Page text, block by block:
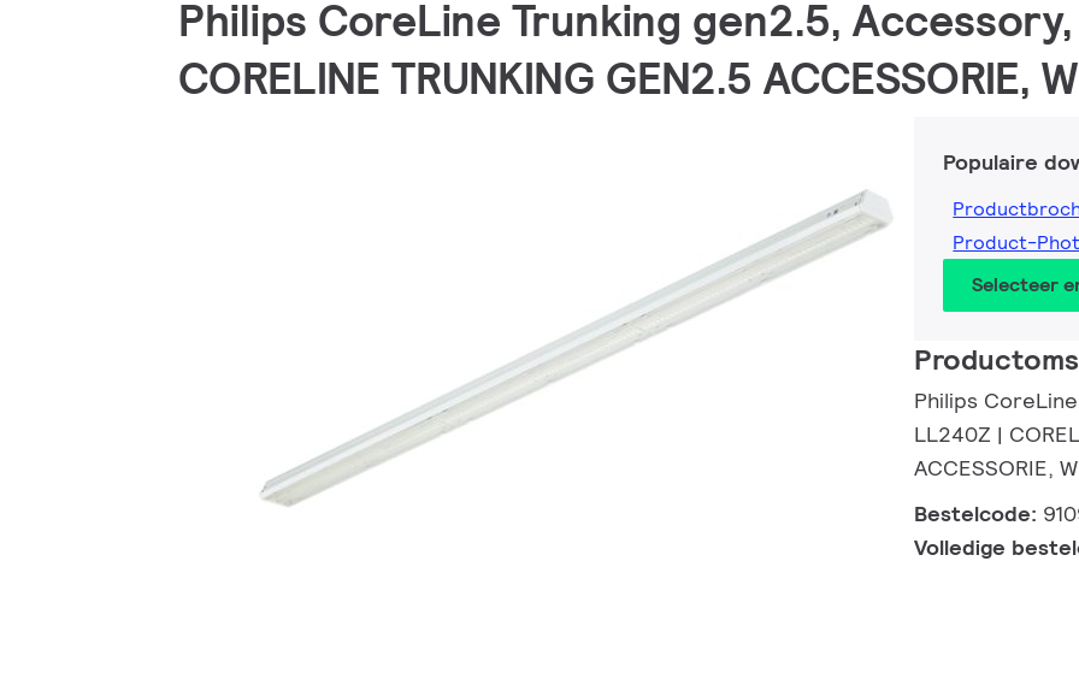
Philips CoreLine Trunking gen2.5,
CORELINE TRUNKING GEN2.5 ACCESSORIE,
Populaire
Product-
Selecteer
Philips
LL240Z |
ACCESSORIE,
Bestelcode:
Volledige